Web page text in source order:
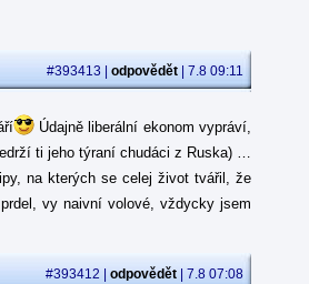
#393413 | odpovědět | 7.8 09:11
Údajně liberální ekonom vypráví,
ti jeho týraní chudáci z Ruska) …
na kterých se celej život tvářil, že
vy naivní volové, vždycky jsem
#393412 | odpovědět | 7.8 07:08